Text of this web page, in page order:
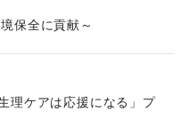
保全に貢献～
理ケアは応援になる」プ